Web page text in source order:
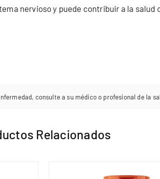
nervioso y puede contribuir a la salud
consulte a su médico o profesional de la
Relacionados